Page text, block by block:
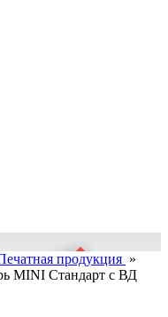
продукция »
MINI Стандарт с ВД